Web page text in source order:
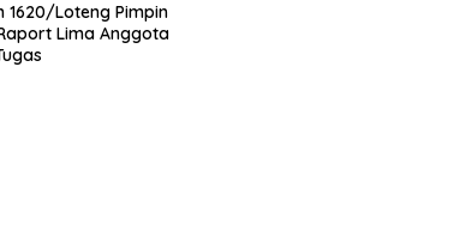
1620/Loteng Pimpin
Lima Anggota